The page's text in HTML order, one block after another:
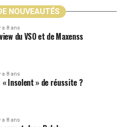
NOUVEAUTÉS
a 8 ans
du VSO et de Maxenss
a 8 ans
« Insolent » de réussite ?
a 8 ans